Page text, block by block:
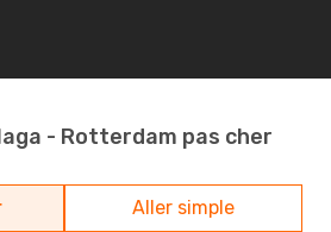
- Rotterdam pas cher
Aller simple